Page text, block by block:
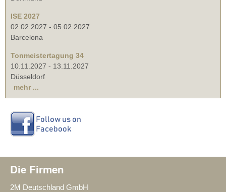
ISE 2027
02.02.2027 - 05.02.2027
Barcelona
Tonmeistertagung 34
10.11.2027 - 13.11.2027
Düsseldorf
mehr ...
Die Firmen
2M Deutschland GmbH